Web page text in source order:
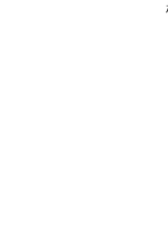
1
·
·
·
·
·
·